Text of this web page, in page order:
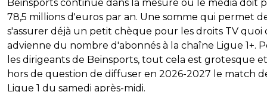
Beinsports continue dans la mesure où le média doit
78,5 millions d'euros par an. Une somme qui permet
s'assurer déjà un petit chèque pour les droits TV quoi
advienne du nombre d'abonnés à la chaîne Ligue 1+.
les dirigeants de Beinsports, tout cela est grotesque
hors de question de diffuser en 2026-2027 le match
Ligue 1 du samedi après-midi.